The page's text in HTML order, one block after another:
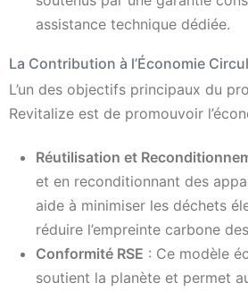
assistance technique dédiée.
La Contribution à l’Économie
L’un des objectifs principaux du
Revitalize est de promouvoir
Réutilisation et
et en reconditionnant des
aide à minimiser les déchets
réduire l’empreinte carbone
Conformité RSE : Ce modèle
soutient la planète et permet